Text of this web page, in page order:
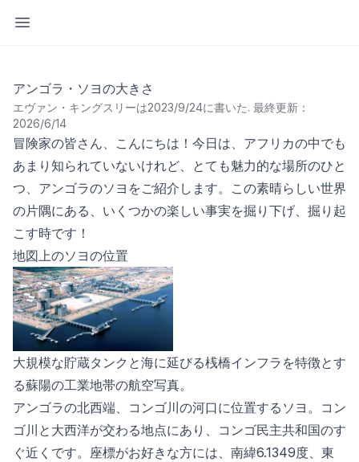
サイドバーを開く
アンゴラ・ソヨの大きさ
エヴァン・キングスリーは2023/9/24に書いた. 最終更新：
2026/6/14
冒険家の皆さん、こんにちは！今日は、アフリカの中でも
あまり知られていないけれど、とても魅力的な場所のひと
つ、アンゴラのソヨをご紹介します。この素晴らしい世界
の片隅にある、いくつかの楽しい事実を掘り下げ、掘り起
こす時です！
地図上のソヨの位置
大規模な貯蔵タンクと海に延びる桟橋インフラを特徴とす
る蘇陽の工業地帯の航空写真。
アンゴラの北西端、コンゴ川の河口に位置するソヨ。コン
ゴ川と大西洋が交わる地点にあり、コンゴ民主共和国のす
ぐ近くです。座標がお好きな方には、南緯6.1349度、東